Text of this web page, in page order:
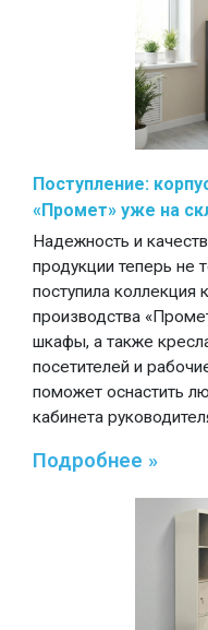
Поступление:
«Промет» уже на
Надежность и
продукции теперь не
поступила коллекция
производства
шкафы, а также
посетителей и
поможет оснастить
кабинета
Подробнее »